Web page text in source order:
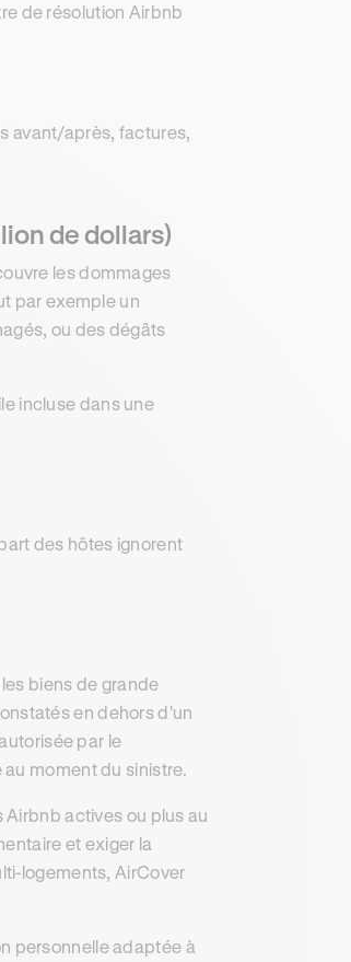
de résolution Airbnb
avant/après, factures,
de dollars)
les dommages
par exemple un
ou des dégâts
incluse dans une
des hôtes ignorent
biens de grande
en dehors d'un
par le
moment du sinistre.
actives ou plus au
et exiger la
logements, AirCover
personnelle adaptée à
vos Options